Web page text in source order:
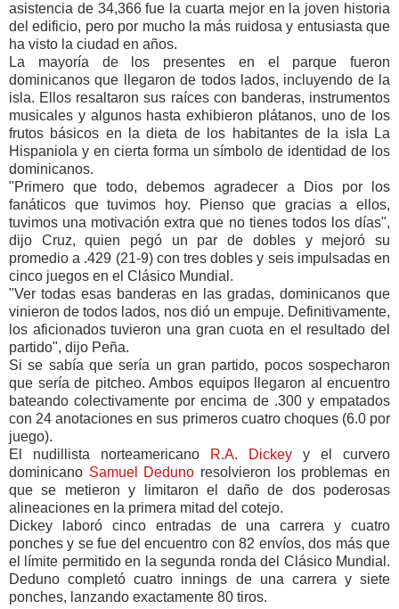
asistencia de 34,366 fue la cuarta mejor en la joven historia
del edificio, pero por mucho la más ruidosa y entusiasta que
ha visto la ciudad en años.
La mayoría de los presentes en el parque fueron
dominicanos que llegaron de todos lados, incluyendo de la
isla. Ellos resaltaron sus raíces con banderas, instrumentos
musicales y algunos hasta exhibieron plátanos, uno de los
frutos básicos en la dieta de los habitantes de la isla La
Hispaniola y en cierta forma un símbolo de identidad de los
dominicanos.
"Primero que todo, debemos agradecer a Dios por los
fanáticos que tuvimos hoy. Pienso que gracias a ellos,
tuvimos una motivación extra que no tienes todos los días",
dijo Cruz, quien pegó un par de dobles y mejoró su
promedio a .429 (21-9) con tres dobles y seis impulsadas en
cinco juegos en el Clásico Mundial.
"Ver todas esas banderas en las gradas, dominicanos que
vinieron de todos lados, nos dió un empuje. Definitivamente,
los aficionados tuvieron una gran cuota en el resultado del
partido", dijo Peña.
Si se sabía que sería un gran partido, pocos sospecharon
que sería de pitcheo. Ambos equipos llegaron al encuentro
bateando colectivamente por encima de .300 y empatados
con 24 anotaciones en sus primeros cuatro choques (6.0 por
juego).
El nudillista norteamericano
R.A. Dickey y el curvero
dominicano Samuel Deduno resolvieron los problemas en
que se metieron y limitaron el daño de dos poderosas
alineaciones en la primera mitad del cotejo.
Dickey laboró cinco entradas de una carrera y cuatro
ponches y se fue del encuentro con 82 envíos, dos más que
el límite permitido en la segunda ronda del Clásico Mundial.
Deduno completó cuatro innings de una carrera y siete
ponches, lanzando exactamente 80 tiros.